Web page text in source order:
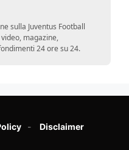
sulla Juventus Football
magazine,
24 ore su 24.
Disclaimer